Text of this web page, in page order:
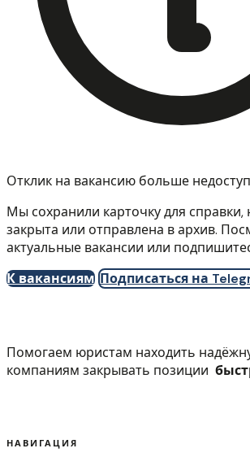
Отклик на вакансию больше
Мы сохранили карточку для справки,
закрыта или отправлена в архив.
актуальные вакансии или
К вакансиям Подписаться на
Помогаем юристам находить
компаниям закрывать позиции
НАВИГАЦИЯ